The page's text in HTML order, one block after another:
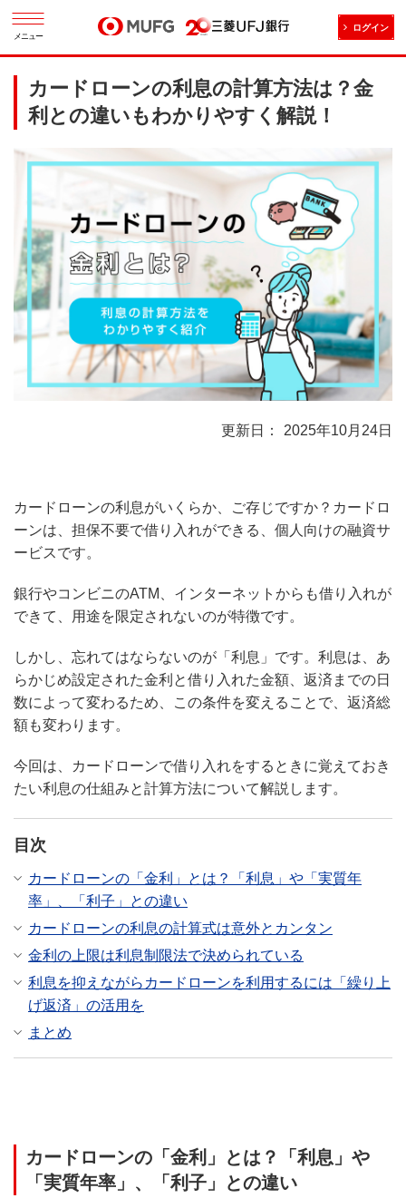
メニュー
ログイン
カードローンの利息の計算方法は？金
利との違いもわかりやすく解説！
2025年10月24日
カードローンの利息がいくらか、ご存じですか？カードロ
ーンは、担保不要で借り入れができる、個人向けの融資サ
ービスです。
銀行やコンビニのATM、インターネットからも借り入れが
できて、用途を限定されないのが特徴です。
しかし、忘れてはならないのが「利息」です。利息は、あ
らかじめ設定された金利と借り入れた金額、返済までの日
数によって変わるため、この条件を変えることで、返済総
額も変わります。
今回は、カードローンで借り入れをするときに覚えておき
たい利息の仕組みと計算方法について解説します。
目次
カードローンの「金利」とは？「利息」や「実質年
率」、「利子」との違い
カードローンの利息の計算式は意外とカンタン
金利の上限は利息制限法で決められている
利息を抑えながらカードローンを利用するには「繰り上
げ返済」の活用を
まとめ
カードローンの「金利」とは？「利息」や
「実質年率」、「利子」との違い